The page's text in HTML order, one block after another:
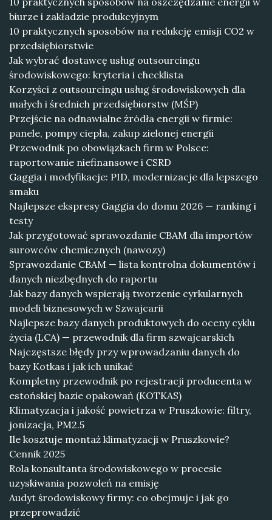
biurze i zakładzie produkcyjnym
10 praktycznych sposobów na redukcję emisji CO2 w
przedsiębiorstwie
Jak wybrać dostawcę usług outsourcingu
środowiskowego: kryteria i checklista
Korzyści z outsourcingu usług środowiskowych dla
małych i średnich przedsiębiorstw (MŚP)
Przejście na odnawialne źródła energii w firmie:
panele, pompy ciepła, zakup zielonej energii
Przewodnik po obowiązkach firm w Polsce:
raportowanie niefinansowe i CSRD
Gaggia i modyfikacje: PID, modernizacje dla lepszego
smaku
Najlepsze ekspresy Gaggia do domu 2026 — ranking i
testy
Jak przygotować sprawozdanie CBAM dla importów
surowców chemicznych (nawozy)
Sprawozdanie CBAM — lista kontrolna dokumentów i
danych niezbędnych do raportu
Jak bazy danych wspierają tworzenie cyrkularnych
modeli biznesowych w Szwajcarii
Najlepsze bazy danych produktowych do oceny cyklu
życia (LCA) — przewodnik dla firm szwajcarskich
Najczęstsze błędy przy wprowadzaniu danych do
bazy Kotkas i jak ich unikać
Kompletny przewodnik po rejestracji producenta w
estońskiej bazie opakowań (KOTKAS)
Klimatyzacja i jakość powietrza w Pruszkowie: filtry,
jonizacja, PM2.5
Ile kosztuje montaż klimatyzacji w Pruszkowie?
Cennik 2025
Rola konsultanta środowiskowego w procesie
uzyskiwania pozwoleń na emisję
Audyt środowiskowy firmy: co obejmuje i jak go
przeprowadzić